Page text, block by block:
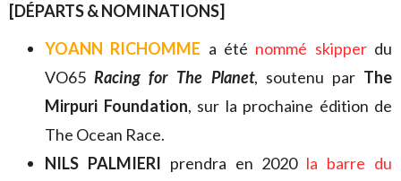
[DÉPARTS & NOMINATIONS]
YOANN RICHOMME a été nommé skipperdu
VO65Racing for The Planet, soutenu par The
Mirpuri Foundation, sur la prochaine édition de
The Ocean Race.
NILS PALMIERI prendra en 2020 la barre du